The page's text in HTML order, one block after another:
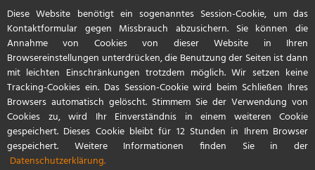
Start Referenzen Kontakt / Anfahrt
Diese Website benötigt ein sogenanntes Session-Cookie, um das
Kontaktformular gegen Missbrauch abzusichern. Sie können die
Annahme von Cookies von dieser Website in Ihren
Browsereinstellungen unterdrücken, die Benutzung der Seiten ist dann
mit leichten Einschränkungen trotzdem möglich. Wir setzen keine
Tracking-Cookies ein. Das Session-Cookie wird beim Schließen Ihres
Browsers automatisch gelöscht. Stimmem Sie der Verwendung von
Cookies zu, wird Ihr Einverständnis in einem weiteren Cookie
gespeichert. Dieses Cookie bleibt für 12 Stunden in Ihrem Browser
gespeichert. Weitere Informationen finden Sie in der
Datenschutzerklärung.